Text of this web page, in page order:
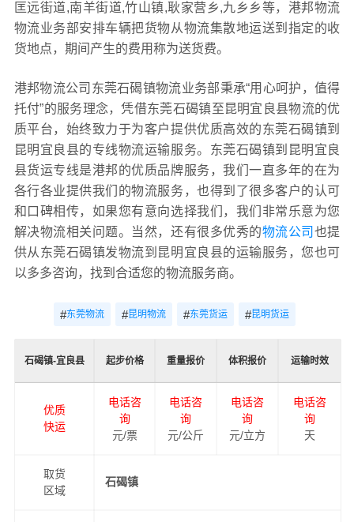
匡远街道,南羊街道,竹山镇,耿家营乡,九乡乡等，港邦物流
物流业务部安排车辆把货物从物流集散地运送到指定的收
货地点，期间产生的费用称为送货费。
港邦物流公司东莞石碣镇物流业务部秉承“用心呵护，值得
托付”的服务理念，凭借东莞石碣镇至昆明宜良县物流的优
质平台，始终致力于为客户提供优质高效的东莞石碣镇到
昆明宜良县的专线物流运输服务。东莞石碣镇到昆明宜良
县货运专线是港邦的优质品牌服务，我们一直多年的在为
各行各业提供我们的物流服务，也得到了很多客户的认可
和口碑相传，如果您有意向选择我们，我们非常乐意为您
解决物流相关问题。当然，还有很多优秀的物流公司 也提
供从东莞石碣镇发物流到昆明宜良县的运输服务，您也可
以多多咨询，找到合适您的物流服务商。
#东莞物流 #昆明物流 #东莞货运 #昆明货运
石碣镇-宜良县 起步价格 重量报价 体积报价 运输时效
优质
快运
电话咨
询
元/票
电话咨
询
元/公斤
电话咨
询
元/立方
电话咨
询
天
取货
区域
石碣镇